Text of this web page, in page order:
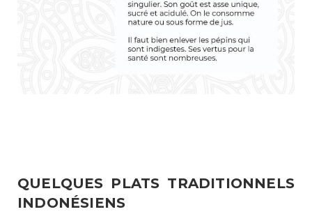
QUELQUES PLATS TRADITIONNELS
INDONÉSIENS